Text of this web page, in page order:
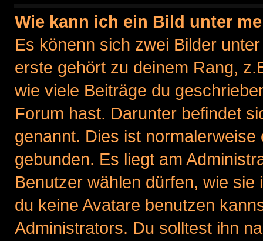
Wie kann ich ein Bild unter
Es könenn sich zwei Bilder
erste gehört zu deinem Rang,
wie viele Beiträge du
Forum hast. Darunter befindet
genannt. Dies ist
gebunden. Es liegt am
Benutzer wählen dürfen, wie
du keine Avatare benutzen
Administrators. Du solltest ihn